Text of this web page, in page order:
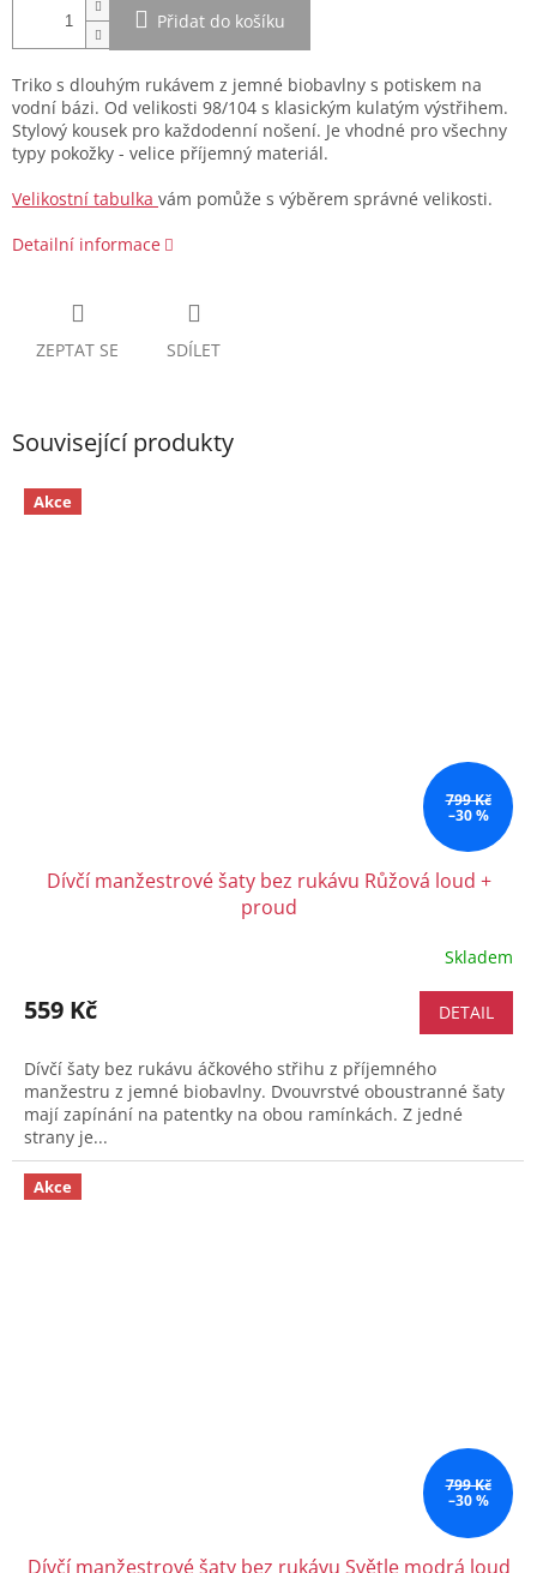
Přidat do košíku
Triko s dlouhým rukávem z jemné biobavlny s potiskem na
vodní bázi. Od velikosti 98/104 s klasickým kulatým výstřihem.
Stylový kousek pro každodenní nošení. Je vhodné pro všechny
typy pokožky - velice příjemný materiál.
Velikostní tabulka vám pomůže s výběrem správné velikosti.
Detailní informace
ZEPTAT SE SDÍLET
Související produkty
Akce
799 Kč
–30 %
Dívčí manžestrové šaty bez rukávu Růžová loud +
proud
Skladem
559 Kč DETAIL
Dívčí šaty bez rukávu áčkového střihu z příjemného
manžestru z jemné biobavlny. Dvouvrstvé oboustranné šaty
mají zapínání na patentky na obou ramínkách. Z jedné
strany je...
Akce
799 Kč
–30 %
Dívčí manžestrové šaty bez rukávu Světle modrá loud